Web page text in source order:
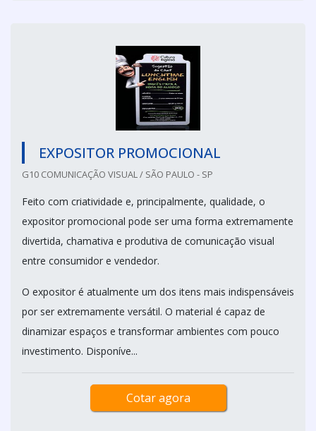
EXPOSITOR PROMOCIONAL
G10 COMUNICAÇÃO VISUAL / SÃO PAULO - SP
Feito com criatividade e, principalmente, qualidade, o
expositor promocional pode ser uma forma extremamente
divertida, chamativa e produtiva de comunicação visual
entre consumidor e vendedor.
O expositor é atualmente um dos itens mais indispensáveis
por ser extremamente versátil. O material é capaz de
dinamizar espaços e transformar ambientes com pouco
investimento. Disponíve...
Cotar agora